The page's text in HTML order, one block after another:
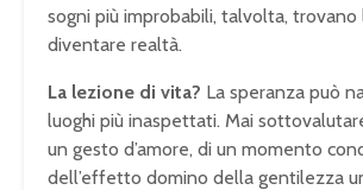
sogni più improbabili, talvolta, trovano
diventare realtà.
La lezione di vita? La speranza può
luoghi più inaspettati. Mai
un gesto d’amore, di un momento
dell’effetto domino della gentilezza